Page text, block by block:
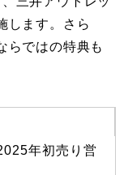
します。さら
らではの特典も
年初売り営